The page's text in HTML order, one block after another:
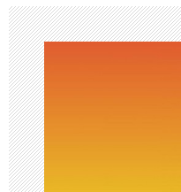
ョ
ン